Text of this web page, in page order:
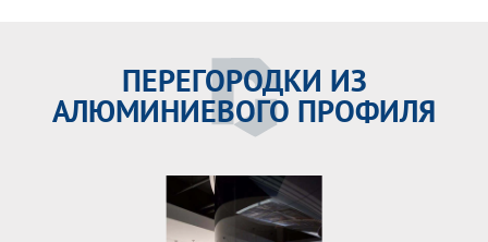
ПЕРЕГОРОДКИ ИЗ
АЛЮМИНИЕВОГО ПРОФИЛЯ